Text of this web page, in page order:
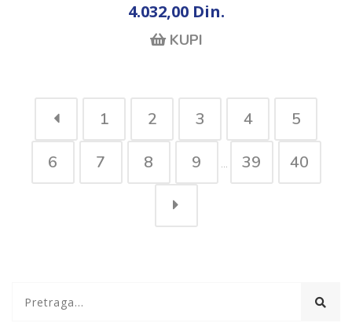
4.032,00 Din.
KUPI
1 2 3 4 5
6 7 8 9 ... 39 40